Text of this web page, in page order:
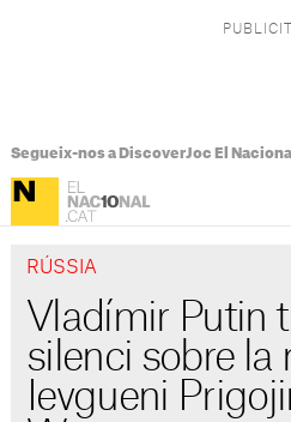
Segueix-nos a DiscoverJoc El Nacional
RÚSSIA
Vladímir Putin
silenci sobre la
Ievgueni